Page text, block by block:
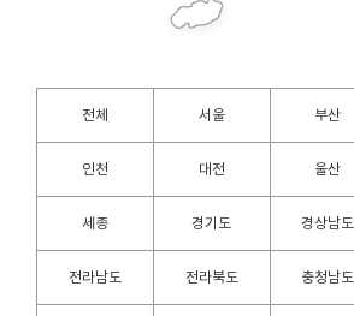
전체 서울 부산
인천 대전 울산
세종 경기도 경상남도
전라남도 전라북도 충청남도